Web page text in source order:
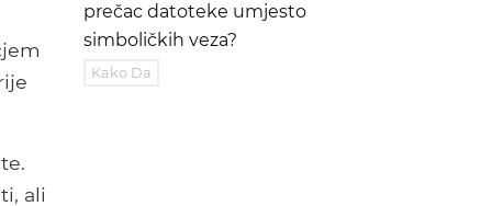
ali
prečac datoteke umjesto
simboličkih veza?
Kako Da